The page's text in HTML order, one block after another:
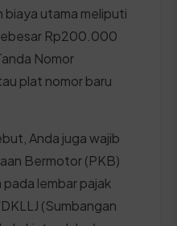
biaya utama meliputi
Rp200.000
Nomor
plat nomor baru
Anda juga wajib
Bermotor (PKB)
lembar pajak
(Sumbangan